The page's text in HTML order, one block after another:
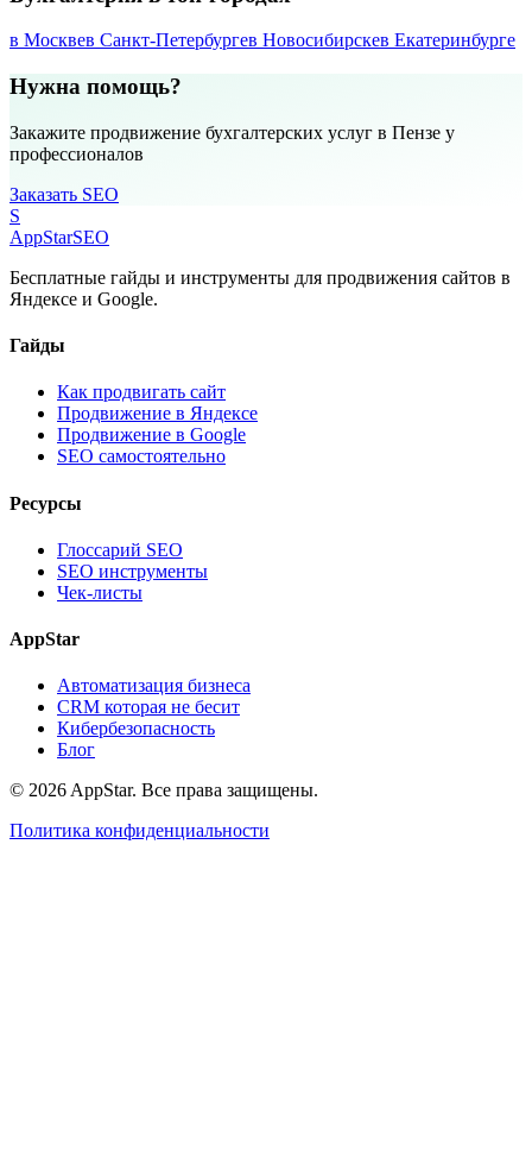
в Москвев Санкт-Петербургев Новосибирскев Екатеринбурге
Нужна помощь?
Закажите продвижение бухгалтерских услуг в Пензе у
профессионалов
Заказать SEO
S
AppStarSEO
Бесплатные гайды и инструменты для продвижения сайтов в
Яндексе и Google.
Гайды
Как продвигать сайт
Продвижение в Яндексе
Продвижение в Google
SEO самостоятельно
Ресурсы
Глоссарий SEO
SEO инструменты
Чек-листы
AppStar
Автоматизация бизнеса
CRM которая не бесит
Кибербезопасность
Блог
© 2026 AppStar. Все права защищены.
Политика конфиденциальности